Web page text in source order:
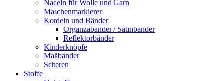
Nadeln für Wolle und Garn
Maschenmarkierer
Kordeln und Bänder
Organzabänder / Satinbänder
Reflektorbänder
Kinderknöpfe
Maßbänder
Scheren
Stoffe